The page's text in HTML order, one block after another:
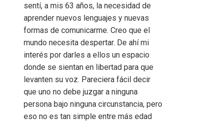
sentí, a mis 63 años, la necesidad de
aprender nuevos lenguajes y nuevas
formas de comunicarme. Creo que el
mundo necesita despertar. De ahí mi
interés por darles a ellos un espacio
donde se sientan en libertad para que
levanten su voz. Pareciera fácil decir
que uno no debe juzgar a ninguna
persona bajo ninguna circunstancia, pero
eso no es tan simple entre más edad